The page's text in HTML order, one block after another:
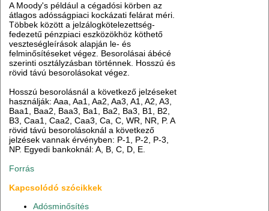
A Moody's például a cégadósi körben az
átlagos adósságpiaci kockázati felárat méri.
Többek között a jelzálogkötelezettség-
fedezetű pénzpiaci eszközökhöz köthető
veszteségleírások alapján le- és
felminősítéseket végez. Besorolásai ábécé
szerinti osztályzásban történnek. Hosszú és
rövid távú besorolásokat végez.
Hosszú besorolásnál a következő jelzéseket
használják: Aaa, Aa1, Aa2, Aa3, A1, A2, A3,
Baa1, Baa2, Baa3, Ba1, Ba2, Ba3, B1, B2,
B3, Caa1, Caa2, Caa3, Ca, C, WR, NR, P. A
rövid távú besorolásoknál a következő
jelzések vannak érvényben: P-1, P-2, P-3,
NP. Egyedi bankoknál: A, B, C, D, E.
Forrás
Kapcsolódó szócikkek
Adósminősítés